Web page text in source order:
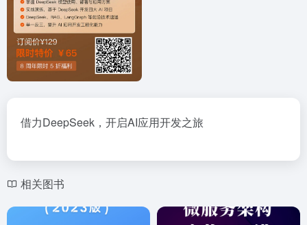
借力DeepSeek，开启AI应用开发之旅
相关图书